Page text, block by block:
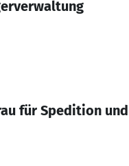
für Spedition